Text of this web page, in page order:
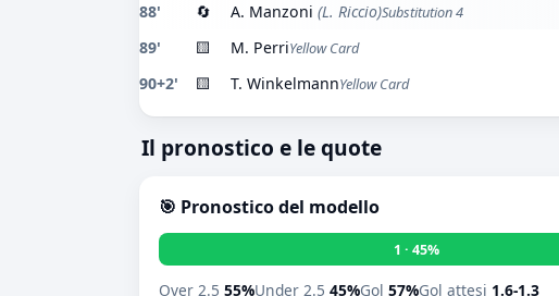
88' 🔄 A. Manzoni (L. Riccio)Substitution 4
89' 🟨 M. PerriYellow Card
90+2' 🟨 T. WinkelmannYellow Card
Il pronostico e le quote
🎯 Pronostico del modello
1 · 45%
Over 2.5 55%Under 2.5 45%Gol 57%Gol attesi 1.6-1.3